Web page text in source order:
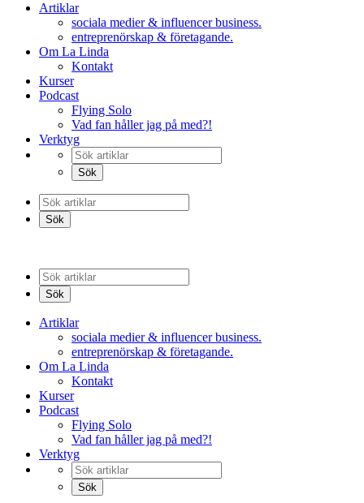
Artiklar
sociala medier & influencer business.
entreprenörskap & företagande.
Om La Linda
Kontakt
Kurser
Podcast
Flying Solo
Vad fan håller jag på med?!
Verktyg
Artiklar
sociala medier & influencer business.
entreprenörskap & företagande.
Om La Linda
Kontakt
Kurser
Podcast
Flying Solo
Vad fan håller jag på med?!
Verktyg